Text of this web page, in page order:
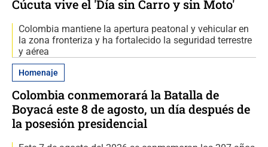
Cúcuta vive el 'Día sin Carro y sin Moto'
Colombia mantiene la apertura peatonal y vehicular en
la zona fronteriza y ha fortalecido la seguridad terrestre
y aérea
Homenaje
Colombia conmemorará la Batalla de
Boyacá este 8 de agosto, un día después de
la posesión presidencial